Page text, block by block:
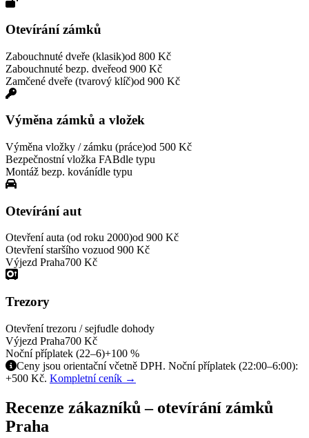
Otevírání zámků
Zabouchnuté dveře (klasik)od 800 Kč
Zabouchnuté bezp. dveřeod 900 Kč
Zamčené dveře (tvarový klíč)od 900 Kč
Výměna zámků a vložek
Výměna vložky / zámku (práce)od 500 Kč
Bezpečnostní vložka FABdle typu
Montáž bezp. kovánídle typu
Otevírání aut
Otevření auta (od roku 2000)od 900 Kč
Otevření staršího vozuod 900 Kč
Výjezd Praha700 Kč
Trezory
Otevření trezoru / sejfudle dohody
Výjezd Praha700 Kč
Noční příplatek (22–6)+100 %
Ceny jsou orientační včetně DPH. Noční příplatek (22:00–6:00):
+500 Kč. Kompletní ceník →
Recenze zákazníků – otevírání zámků
Praha